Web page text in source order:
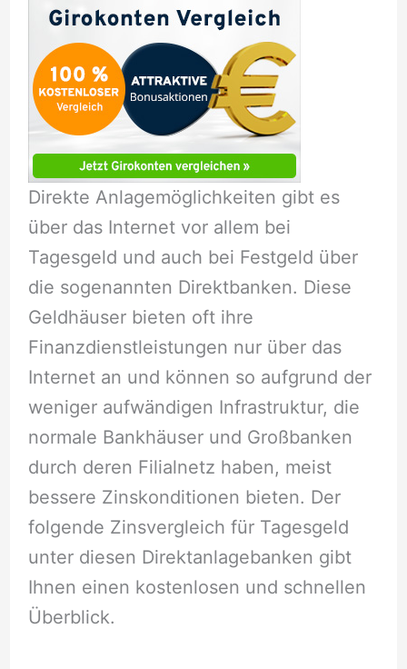
Direkte Anlagemöglichkeiten gibt es
über das Internet vor allem bei
Tagesgeld und auch bei Festgeld über
die sogenannten Direktbanken. Diese
Geldhäuser bieten oft ihre
Finanzdienstleistungen nur über das
Internet an und können so aufgrund der
weniger aufwändigen Infrastruktur, die
normale Bankhäuser und Großbanken
durch deren Filialnetz haben, meist
bessere Zinskonditionen bieten. Der
folgende Zinsvergleich für Tagesgeld
unter diesen Direktanlagebanken gibt
Ihnen einen kostenlosen und schnellen
Überblick.